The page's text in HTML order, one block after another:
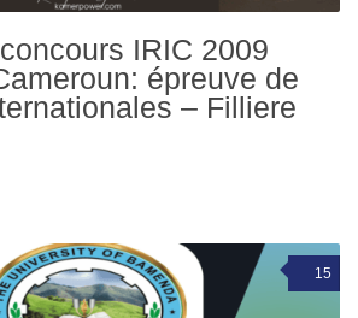
IRIC 2009
épreuve de
– Filliere
15